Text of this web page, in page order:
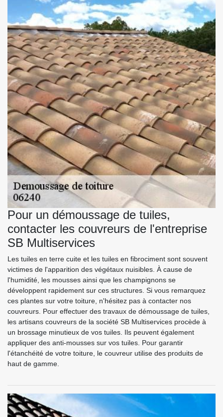
Pour un démoussage de tuiles,
contacter les couvreurs de l'entreprise
SB Multiservices
Les tuiles en terre cuite et les tuiles en fibrociment sont souvent
victimes de l'apparition des végétaux nuisibles. À cause de
l'humidité, les mousses ainsi que les champignons se
développent rapidement sur ces structures. Si vous remarquez
ces plantes sur votre toiture, n'hésitez pas à contacter nos
couvreurs. Pour effectuer des travaux de démoussage de tuiles,
les artisans couvreurs de la société SB Multiservices procède à
un brossage minutieux de vos tuiles. Ils peuvent également
appliquer des anti-mousses sur vos tuiles. Pour garantir
l'étanchéité de votre toiture, le couvreur utilise des produits de
haut de gamme.